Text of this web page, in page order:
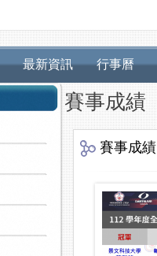
最新資訊 行事曆
賽事成績
賽事成績